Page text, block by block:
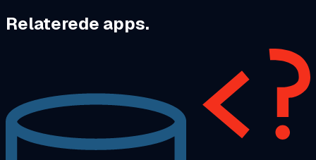
Relaterede apps.